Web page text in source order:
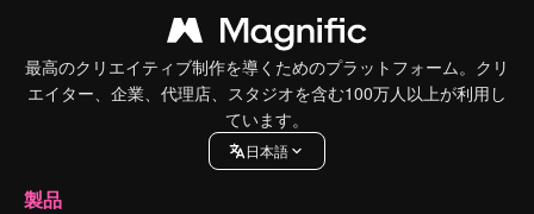
最高のクリエイティブ制作を導くためのプラットフォーム。クリ
エイター、企業、代理店、スタジオを含む100万人以上が利用し
ています。
日本語
製品